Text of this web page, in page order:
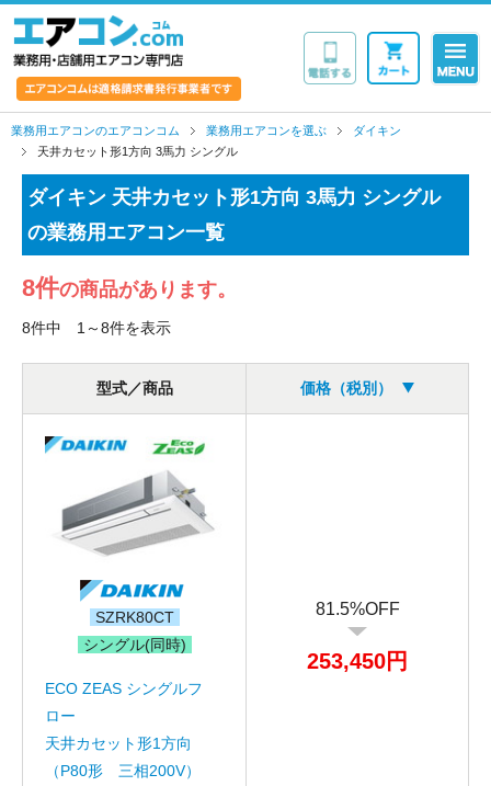
業務用エアコンのエアコンコム 業務用エアコンを選ぶ
ダイキン
天井カセット形1方向 3馬力 シングル
ダイキン 天井カセット形1方向 3馬力 シングル
の業務用エアコン一覧
8件の商品があります。
8件中 1～8件を表示
型式／商品 価格（税別）
SZRK80CT
シングル(同時)
ECO ZEAS シングルフ
ロー
天井カセット形1方向
（P80形 三相200V）
81.5%OFF
253,450円